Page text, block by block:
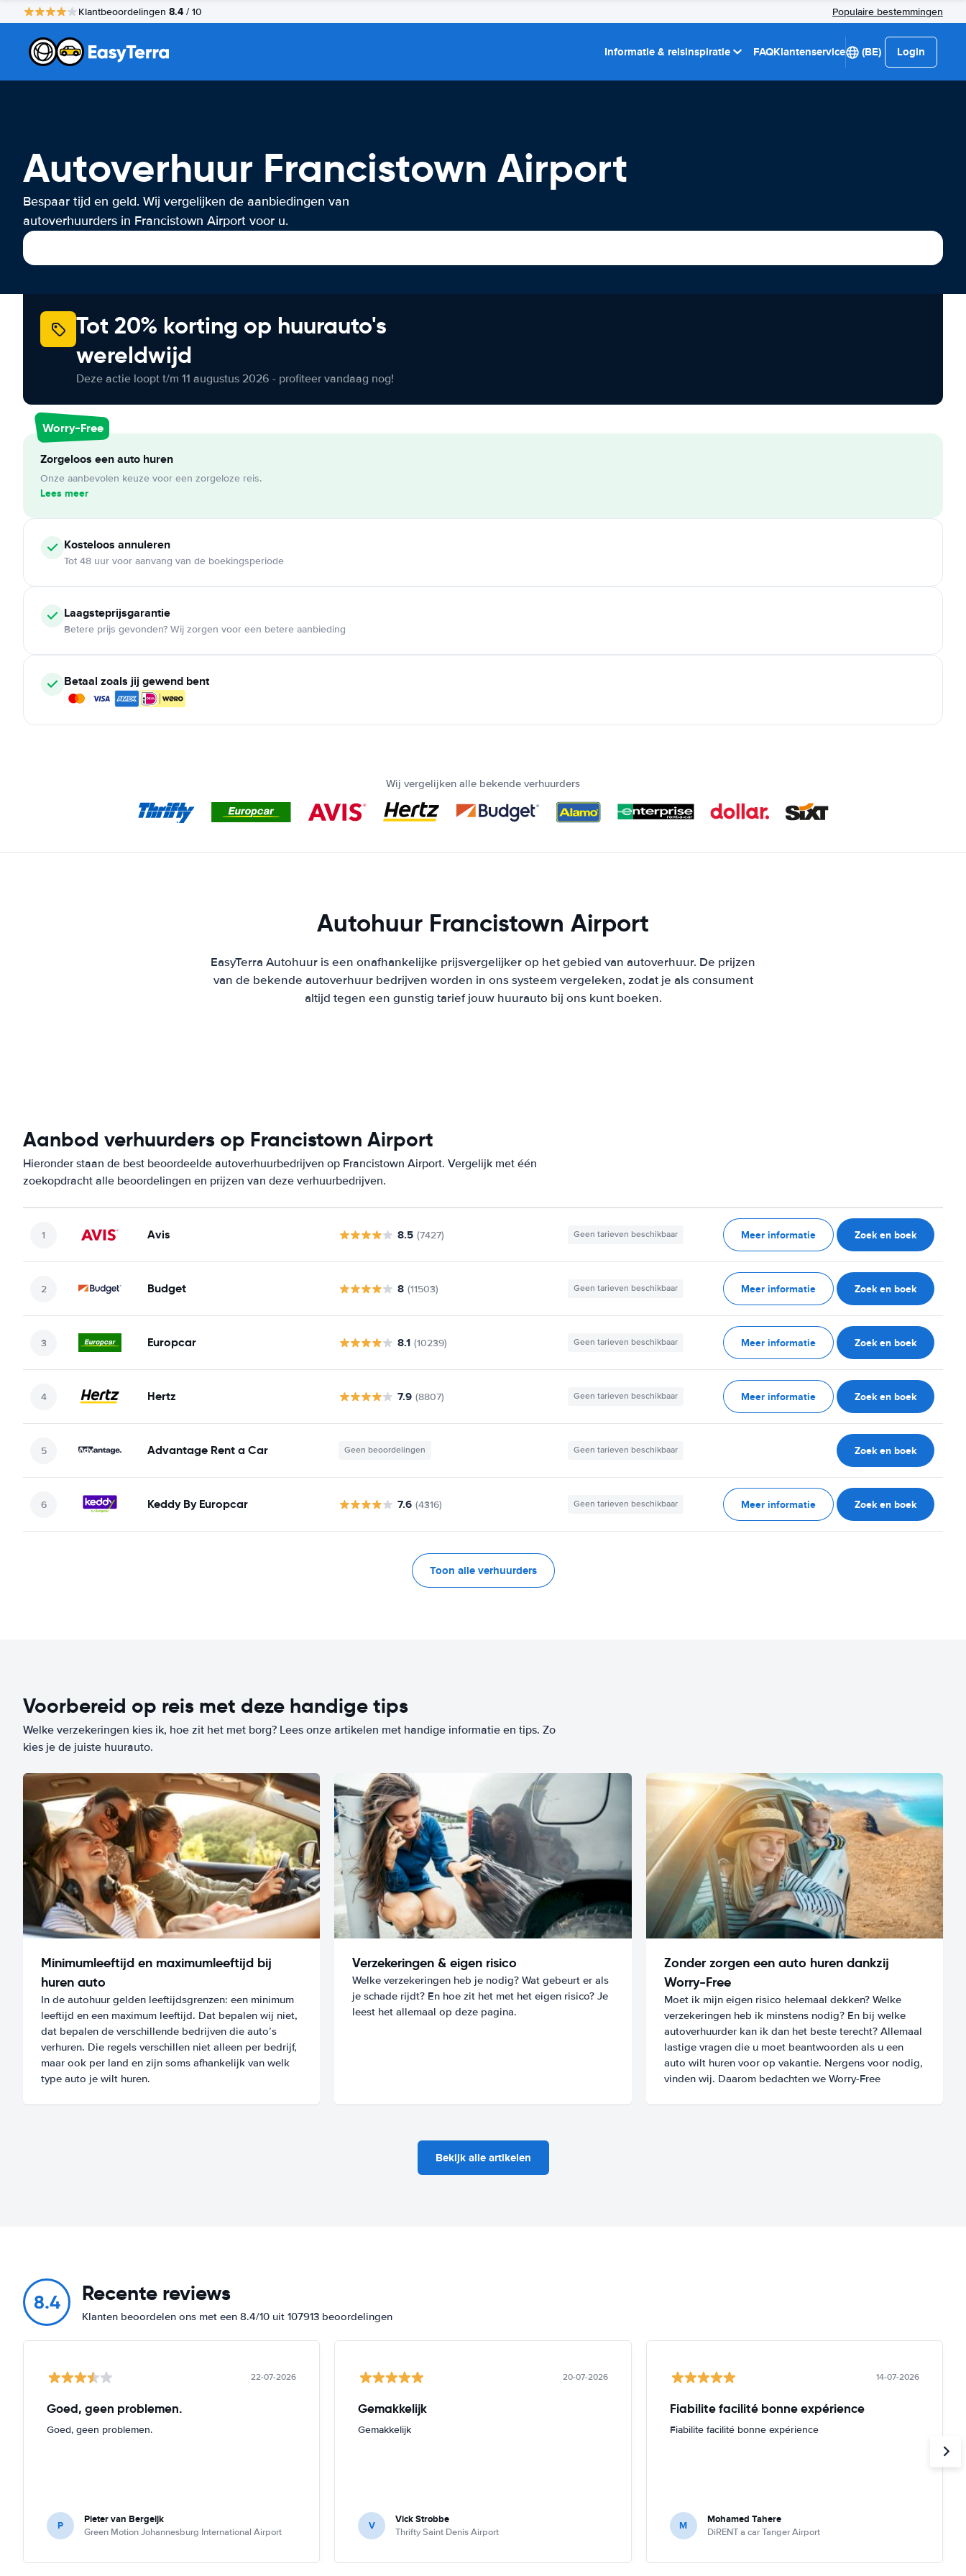
Klantbeoordelingen 8.4 / 10 Populaire bestemmingen
Informatie & reisinspiratie FAQKlantenservice (BE) Login
Autoverhuur Francistown Airport
Bespaar tijd en geld. Wij vergelijken de aanbiedingen van
autoverhuurders in Francistown Airport voor u.
Tot 20% korting op huurauto's
wereldwijd
Deze actie loopt t/m 11 augustus 2026 - profiteer vandaag nog!
Worry-Free
Zorgeloos een auto huren
Onze aanbevolen keuze voor een zorgeloze reis.
Lees meer
Kosteloos annuleren
Tot 48 uur voor aanvang van de boekingsperiode
Laagsteprijsgarantie
Betere prijs gevonden? Wij zorgen voor een betere aanbieding
Betaal zoals jij gewend bent
Wij vergelijken alle bekende verhuurders
Autohuur Francistown Airport
EasyTerra Autohuur is een onafhankelijke prijsvergelijker op het gebied van autoverhuur. De prijzen
van de bekende autoverhuur bedrijven worden in ons systeem vergeleken, zodat je als consument
altijd tegen een gunstig tarief jouw huurauto bij ons kunt boeken.
Aanbod verhuurders op Francistown Airport
Hieronder staan de best beoordeelde autoverhuurbedrijven op Francistown Airport. Vergelijk met één
zoekopdracht alle beoordelingen en prijzen van deze verhuurbedrijven.
Avis 8.5 (7427) Geen tarieven beschikbaar Meer informatie Zoek en boek
Budget 8 (11503) Geen tarieven beschikbaar Meer informatie Zoek en boek
Europcar 8.1 (10239) Geen tarieven beschikbaar Meer informatie Zoek en boek
Hertz 7.9 (8807) Geen tarieven beschikbaar Meer informatie Zoek en boek
Advantage Rent a Car Geen beoordelingen Geen tarieven beschikbaar Zoek en boek
Keddy By Europcar 7.6 (4316) Geen tarieven beschikbaar Meer informatie Zoek en boek
Toon alle verhuurders
Voorbereid op reis met deze handige tips
Welke verzekeringen kies ik, hoe zit het met borg? Lees onze artikelen met handige informatie en tips. Zo
kies je de juiste huurauto.
Minimumleeftijd en maximumleeftijd bij
huren auto
In de autohuur gelden leeftijdsgrenzen: een minimum
leeftijd en een maximum leeftijd. Dat bepalen wij niet,
dat bepalen de verschillende bedrijven die auto’s
verhuren. Die regels verschillen niet alleen per bedrijf,
maar ook per land en zijn soms afhankelijk van welk
type auto je wilt huren.
Verzekeringen & eigen risico
Welke verzekeringen heb je nodig? Wat gebeurt er als
je schade rijdt? En hoe zit het met het eigen risico? Je
leest het allemaal op deze pagina.
Zonder zorgen een auto huren dankzij
Worry-Free
Moet ik mijn eigen risico helemaal dekken? Welke
verzekeringen heb ik minstens nodig? En bij welke
autoverhuurder kan ik dan het beste terecht? Allemaal
lastige vragen die u moet beantwoorden als u een
auto wilt huren voor op vakantie. Nergens voor nodig,
vinden wij. Daarom bedachten we Worry-Free
Bekijk alle artikelen
8.4 Recente reviews
Klanten beoordelen ons met een 8.4/10 uit 107913 beoordelingen
22-07-2026
Goed, geen problemen.
Goed, geen problemen.
P Pieter van Bergeijk
Green Motion Johannesburg International Airport
20-07-2026
Gemakkelijk
Gemakkelijk
V Vick Strobbe
Thrifty Saint Denis Airport
14-07-2026
Fiabilite facilité bonne expérience
Fiabilite facilité bonne expérience
M Mohamed Tahere
DiRENT a car Tanger Airport